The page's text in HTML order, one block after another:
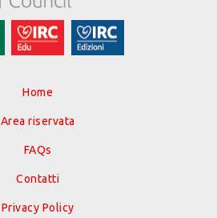
Home
Area riservata
FAQs
Contatti
Privacy Policy